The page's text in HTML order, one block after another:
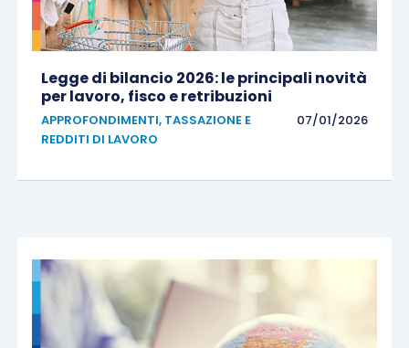
Legge di bilancio 2026: le principali novità
per lavoro, fisco e retribuzioni
APPROFONDIMENTI, TASSAZIONE E
REDDITI DI LAVORO
07/01/2026